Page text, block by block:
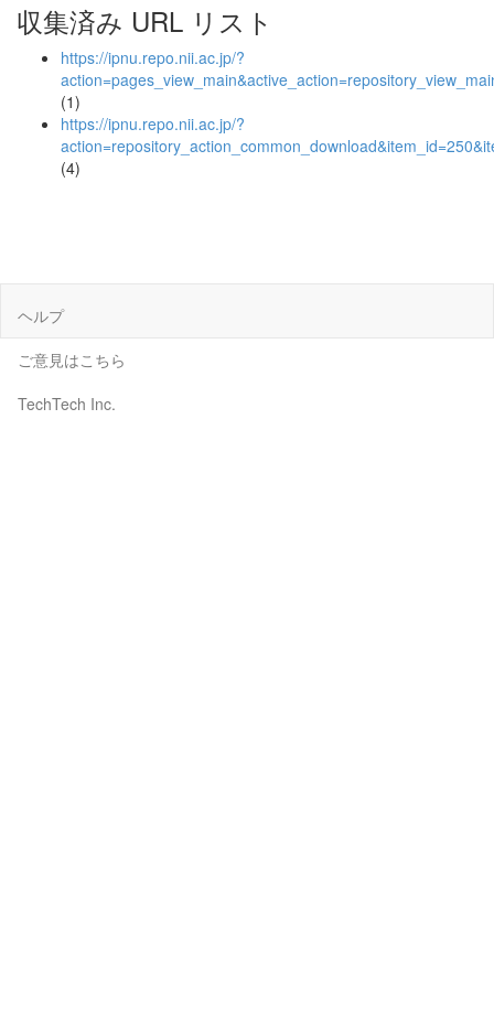
収集済み URL リスト
https://ipnu.repo.nii.ac.jp/?
(1)
https://ipnu.repo.nii.ac.jp/?
(4)
ヘルプ
ご意見はこちら
TechTech Inc.